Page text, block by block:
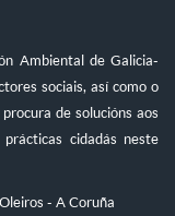
Ambiental de Galicia-
sociais, así como o
de solucións aos
cidadás neste
- A Coruña